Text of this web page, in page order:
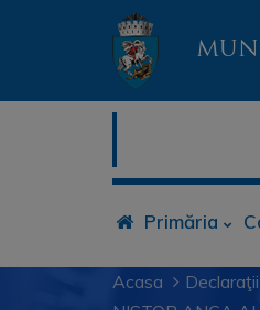
Primăria
Acasa